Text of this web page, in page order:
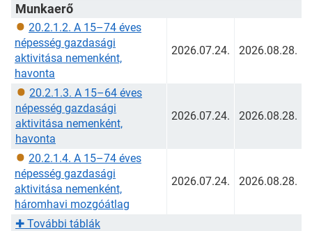
Munkaerő
20.2.1.2. A 15–74 éves
népesség gazdasági
aktivitása nemenként,
havonta
2026.07.24. 2026.08.28.
20.2.1.3. A 15–64 éves
népesség gazdasági
aktivitása nemenként,
havonta
2026.07.24. 2026.08.28.
20.2.1.4. A 15–74 éves
népesség gazdasági
aktivitása nemenként,
háromhavi mozgóátlag
2026.07.24. 2026.08.28.
✚ További táblák